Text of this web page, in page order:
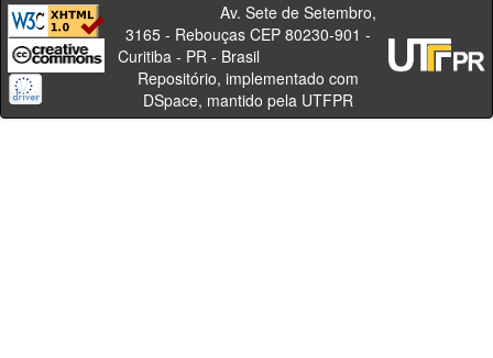
Av. Sete de Setembro,
3165 - Rebouças CEP 80230-901 -
Curitiba - PR - Brasil
Repositório, implementado com
DSpace, mantido pela UTFPR